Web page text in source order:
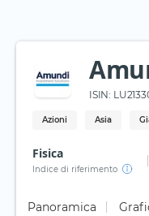
ISIN:
Azioni Asia
Fisica
Indice di riferimento
Panoramica